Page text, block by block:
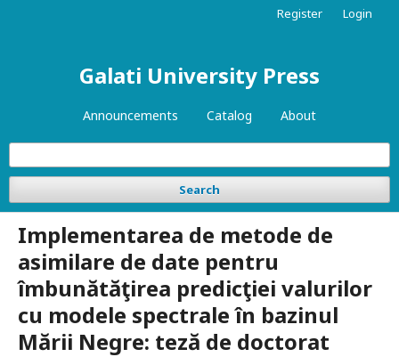
Galati University Press
Announcements Catalog About
Search
Register Login
Implementarea de metode de
asimilare de date pentru
îmbunătăţirea predicţiei valurilor
cu modele spectrale în bazinul
Mării Negre: teză de doctorat